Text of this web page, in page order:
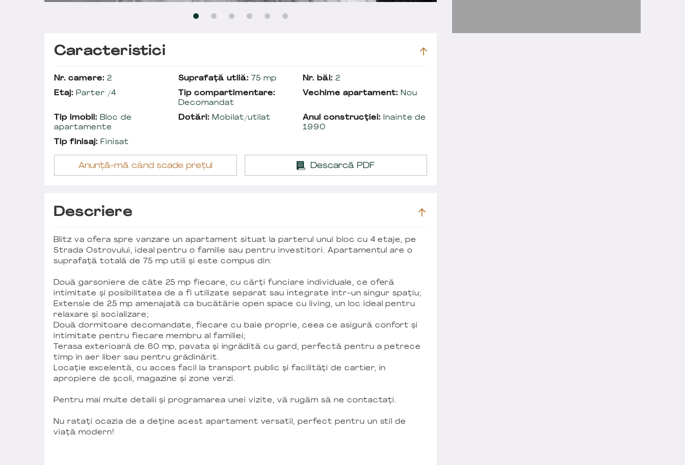
Caracteristici
Nr. camere: 2 Suprafață utilă: 75 mp Nr. băi: 2
Etaj: Parter /4
Tip compartimentare:
Decomandat
Vechime apartament: Nou
Tip imobil: Bloc de
apartamente
Dotări: Mobilat/utilat Anul construcției: Inainte de
1990
Tip finisaj: Finisat
Anunță-mă când scade prețul Descarcă PDF
Descriere
Blitz va ofera spre vanzare un apartament situat la parterul unui bloc cu 4 etaje, pe
Strada Ostrovului, ideal pentru o familie sau pentru investitori. Apartamentul are o
suprafață totală de 75 mp utili și este compus din:
Două garsoniere de câte 25 mp fiecare, cu cărți funciare individuale, ce oferă
intimitate și posibilitatea de a fi utilizate separat sau integrate într-un singur spațiu;
Extensie de 25 mp amenajată ca bucătărie open space cu living, un loc ideal pentru
relaxare și socializare;
Două dormitoare decomandate, fiecare cu baie proprie, ceea ce asigură confort și
intimitate pentru fiecare membru al familiei;
Terasa exterioară de 60 mp, pavata și îngrădită cu gard, perfectă pentru a petrece
timp în aer liber sau pentru grădinărit.
Locație excelentă, cu acces facil la transport public și facilități de cartier, în
apropiere de școli, magazine și zone verzi.
Pentru mai multe detalii și programarea unei vizite, vă rugăm să ne contactați.
Nu ratați ocazia de a deține acest apartament versatil, perfect pentru un stil de
viață modern!